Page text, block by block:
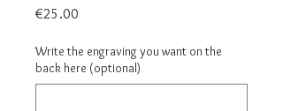
€25.00
Write the engraving you want on the
back here (optional)